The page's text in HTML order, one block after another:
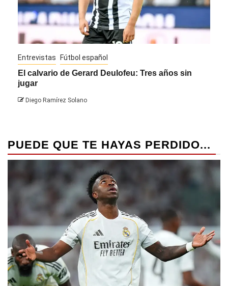
Entrevistas Fútbol español
El calvario de Gerard Deulofeu: Tres años sin
jugar
Diego Ramírez Solano
PUEDE QUE TE HAYAS PERDIDO...